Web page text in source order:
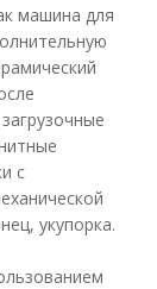
машина для
с
укупорка.